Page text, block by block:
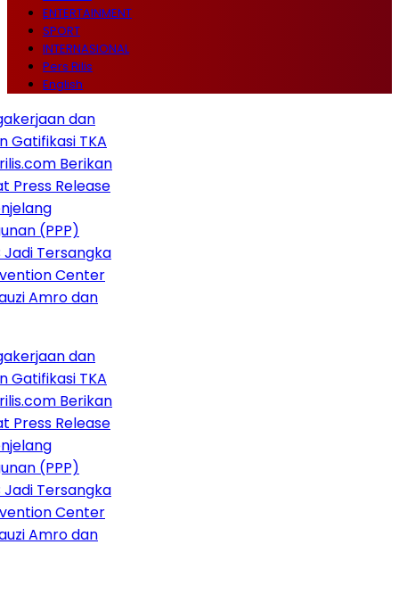
ENTERTAINMENT
SPORT
INTERNASIONAL
Pers Rilis
English
dan
TKA
Berikan
Release
(PPP)
Tersangka
Center
Amro dan
dan
TKA
Berikan
Release
(PPP)
Tersangka
Center
Amro dan